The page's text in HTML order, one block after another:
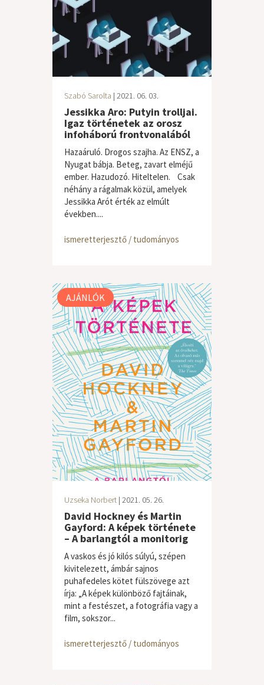
Szabó Sarolta | 2021. 06. 03.
Jessikka Aro: Putyin trolljai.
Igaz történetek az orosz
infoháború frontvonalából
Hazaáruló. Drogos szajha. Az ENSZ, a
Nyugat bábja. Beteg, zavart elméjű
ember. Hazudozó. Hiteltelen. Csak
néhány a rágalmak közül, amelyek
Jessikka Arót érték az elmúlt
években....
ismeretterjesztő / tudományos
AJÁNLÓK
Uzseka Norbert | 2021. 05. 26.
David Hockney és Martin
Gayford: A képek története
– A barlangtól a monitorig
A vaskos és jó kilós súlyú, szépen
kivitelezett, ámbár sajnos
puhafedeles kötet fülszövege azt
írja: „A képek különböző fajtáinak,
mint a festészet, a fotográfia vagy a
film, sokszor...
ismeretterjesztő / tudományos